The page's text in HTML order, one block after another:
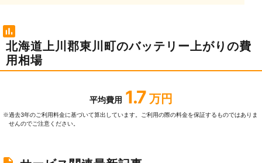
北海道上川郡東川町のバッテリー上がりの費
用相場
平均費用 1.7 万円
※過去3年のご利⽤料⾦に基づいて算出しています。ご利⽤の際の料⾦を保証するものではありま
せんのでご注意ください。